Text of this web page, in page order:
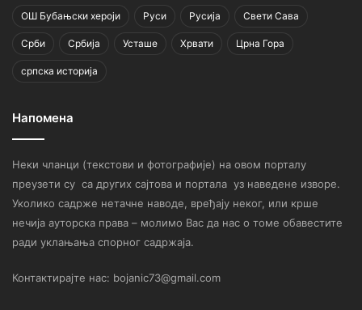
ОШ Бубањски хероји Руси Русија Свети Сава
Срби Србија Усташе Хрвати Црна Гора
српска историја
Напомена
Неки чланци (текстови и фотографије) на овом порталу
преузети су са других сајтова и портала уз наведене изворе.
Уколико садрже нетачне наводе, вређају неког, или крше
нечија ауторска права – молимо Вас да нас о томе обавестите
ради уклањања спорног садржаја.
Контактирајте нас: bojanic73@gmail.com